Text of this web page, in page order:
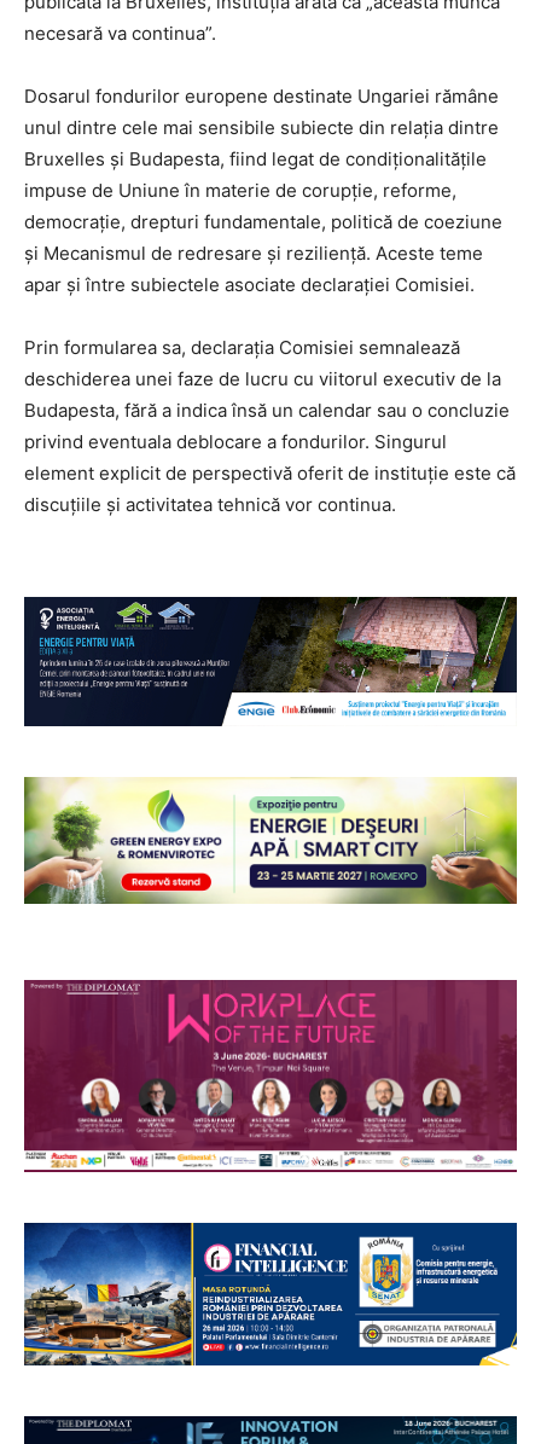
necesară va continua”.
Dosarul fondurilor europene destinate Ungariei rămâne
unul dintre cele mai sensibile subiecte din relația dintre
Bruxelles și Budapesta, fiind legat de condiționalitățile
impuse de Uniune în materie de corupție, reforme,
democrație, drepturi fundamentale, politică de coeziune
și Mecanismul de redresare și reziliență. Aceste teme
apar și între subiectele asociate declarației Comisiei.
Prin formularea sa, declarația Comisiei semnalează
deschiderea unei faze de lucru cu viitorul executiv de la
Budapesta, fără a indica însă un calendar sau o concluzie
privind eventuala deblocare a fondurilor. Singurul
element explicit de perspectivă oferit de instituție este că
discuțiile și activitatea tehnică vor continua.